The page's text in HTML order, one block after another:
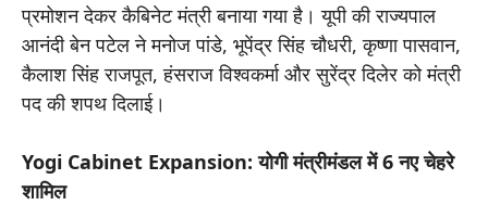
प्रमोशन देकर कैबिनेट मंत्री बनाया गया है। यूपी की राज्यपाल
आनंदी बेन पटेल ने मनोज पांडे, भूपेंद्र सिंह चौधरी, कृष्णा पासवान,
कैलाश सिंह राजपूत, हंसराज विश्वकर्मा और सुरेंद्र दिलेर को मंत्री
पद की शपथ दिलाई।
Yogi Cabinet Expansion: योगी मंत्रीमंडल में 6 नए चेहरे
शामिल